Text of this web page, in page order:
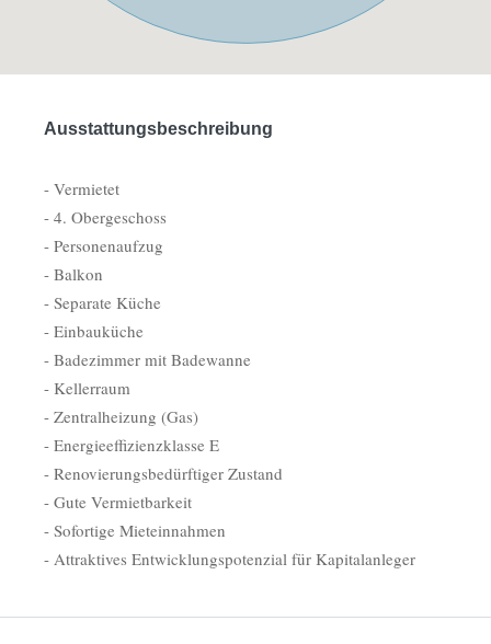
Ausstattungsbeschreibung
- Vermietet
- 4. Obergeschoss
- Personenaufzug
- Balkon
- Separate Küche
- Einbauküche
- Badezimmer mit Badewanne
- Kellerraum
- Zentralheizung (Gas)
- Energieeffizienzklasse E
- Renovierungsbedürftiger Zustand
- Gute Vermietbarkeit
- Sofortige Mieteinnahmen
- Attraktives Entwicklungspotenzial für Kapitalanleger